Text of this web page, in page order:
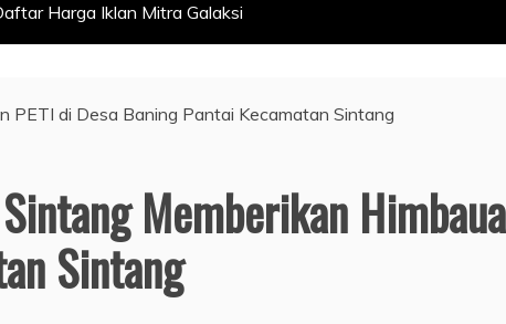
Harga Iklan Mitra Galaksi
Memberikan
Sintang